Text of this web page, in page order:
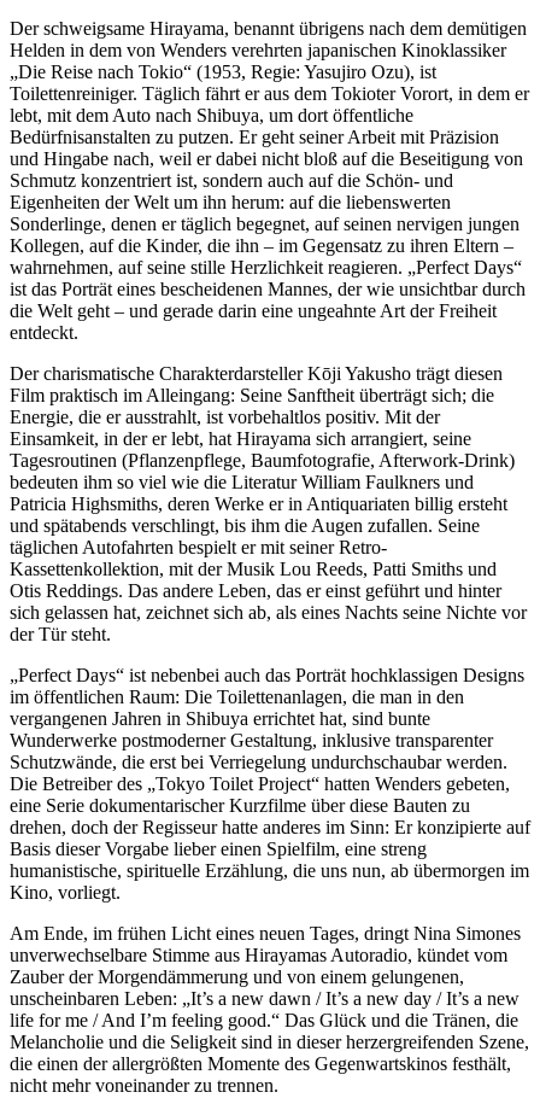
Der schweigsame Hirayama, benannt übrigens nach dem demütigen
Helden in dem von Wenders verehrten japanischen Kinoklassiker
„Die Reise nach Tokio“ (1953, Regie: Yasujiro Ozu), ist
Toilettenreiniger. Täglich fährt er aus dem Tokioter Vorort, in dem er
lebt, mit dem Auto nach Shibuya, um dort öffentliche
Bedürfnisanstalten zu putzen. Er geht seiner Arbeit mit Präzision
und Hingabe nach, weil er dabei nicht bloß auf die Beseitigung von
Schmutz konzentriert ist, sondern auch auf die Schön- und
Eigenheiten der Welt um ihn herum: auf die liebenswerten
Sonderlinge, denen er täglich begegnet, auf seinen nervigen jungen
Kollegen, auf die Kinder, die ihn – im Gegensatz zu ihren Eltern –
wahrnehmen, auf seine stille Herzlichkeit reagieren. „Perfect Days“
ist das Porträt eines bescheidenen Mannes, der wie unsichtbar durch
die Welt geht – und gerade darin eine ungeahnte Art der Freiheit
entdeckt.
Der charismatische Charakterdarsteller Kōji Yakusho trägt diesen
Film praktisch im Alleingang: Seine Sanftheit überträgt sich; die
Energie, die er ausstrahlt, ist vorbehaltlos positiv. Mit der
Einsamkeit, in der er lebt, hat Hirayama sich arrangiert, seine
Tagesroutinen (Pflanzenpflege, Baumfotografie, Afterwork-Drink)
bedeuten ihm so viel wie die Literatur William Faulkners und
Patricia Highsmiths, deren Werke er in Antiquariaten billig ersteht
und spätabends verschlingt, bis ihm die Augen zufallen. Seine
täglichen Autofahrten bespielt er mit seiner Retro-
Kassettenkollektion, mit der Musik Lou Reeds, Patti Smiths und
Otis Reddings. Das andere Leben, das er einst geführt und hinter
sich gelassen hat, zeichnet sich ab, als eines Nachts seine Nichte vor
der Tür steht.
„Perfect Days“ ist nebenbei auch das Porträt hochklassigen Designs
im öffentlichen Raum: Die Toilettenanlagen, die man in den
vergangenen Jahren in Shibuya errichtet hat, sind bunte
Wunderwerke postmoderner Gestaltung, inklusive transparenter
Schutzwände, die erst bei Verriegelung undurchschaubar werden.
Die Betreiber des „Tokyo Toilet Project“ hatten Wenders gebeten,
eine Serie dokumentarischer Kurzfilme über diese Bauten zu
drehen, doch der Regisseur hatte anderes im Sinn: Er konzipierte auf
Basis dieser Vorgabe lieber einen Spielfilm, eine streng
humanistische, spirituelle Erzählung, die uns nun, ab übermorgen im
Kino, vorliegt.
Am Ende, im frühen Licht eines neuen Tages, dringt Nina Simones
unverwechselbare Stimme aus Hirayamas Autoradio, kündet vom
Zauber der Morgendämmerung und von einem gelungenen,
unscheinbaren Leben: „It’s a new dawn / It’s a new day / It’s a new
life for me / And I’m feeling good.“ Das Glück und die Tränen, die
Melancholie und die Seligkeit sind in dieser herzergreifenden Szene,
die einen der allergrößten Momente des Gegenwartskinos festhält,
nicht mehr voneinander zu trennen.